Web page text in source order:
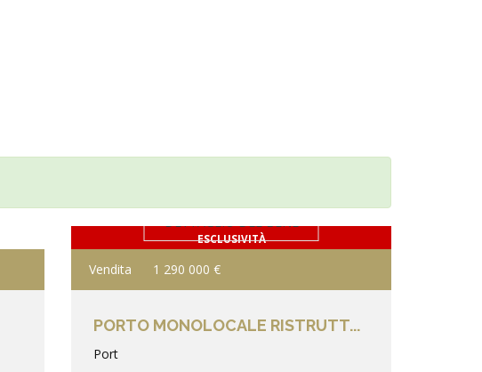
ESCLUSIVITÀ
DETTAGLIO DEL BENE
Vendita 1 290 000 €
PORTO MONOLOCALE RISTRUTT...
Port